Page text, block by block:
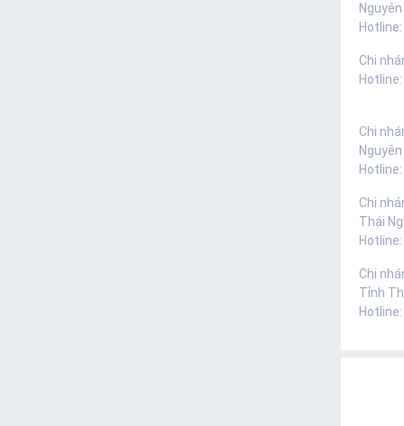
Nguyên
Hotline:
Chi
Hotline:
Chi
Nguyên
Hotline:
Chi
Thái
Hotline:
Chi
Tỉnh
Hotline: